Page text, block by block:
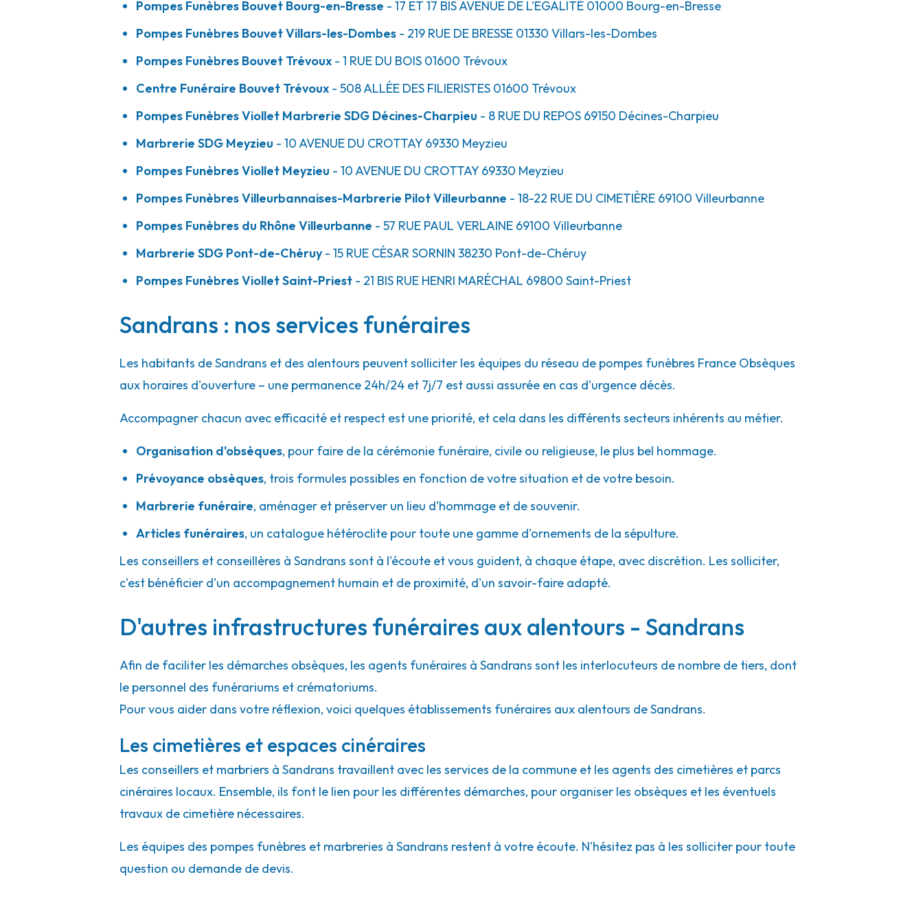
Pompes Funèbres Villeurbannaises et Marbrerie Pilot -
Villeurbanne - Cimetière
44.1km
18-22 Rue Du Cimetière-69100 Villeurbanne
Consulter l'agence 04 72 37 55 64
A votre écoute 24h/24 7j/7
Pompes Funèbres du Rhône - Villeurbanne - Verlaine
44.8km
57 Rue Paul Verlaine -69100 Villeurbanne
Consulter l'agence 06 85 38 62 09
Marbrerie SDG - Pont-de-Chéruy
A votre écoute 24h/24 7j/7
Pompes Funèbres Viollet - Saint-Priest
Consulter l'agence 04 37 25 02 08
Pompes Funèbres Bouvet Bourg-en-Bresse - 17 ET 17 BIS AVENUE DE L'EGALITÉ 01000 Bourg-en-Bresse
Pompes Funèbres Bouvet Villars-les-Dombes - 219 RUE DE BRESSE 01330 Villars-les-Dombes
Pompes Funèbres Bouvet Trévoux - 1 RUE DU BOIS 01600 Trévoux
Centre Funéraire Bouvet Trévoux - 508 ALLÉE DES FILIERISTES 01600 Trévoux
Pompes Funèbres Viollet Marbrerie SDG Décines-Charpieu - 8 RUE DU REPOS 69150 Décines-Charpieu
Marbrerie SDG Meyzieu - 10 AVENUE DU CROTTAY 69330 Meyzieu
Pompes Funèbres Viollet Meyzieu - 10 AVENUE DU CROTTAY 69330 Meyzieu
Pompes Funèbres Villeurbannaises-Marbrerie Pilot Villeurbanne - 18-22 RUE DU CIMETIÈRE 69100 Villeurbanne
Pompes Funèbres du Rhône Villeurbanne - 57 RUE PAUL VERLAINE 69100 Villeurbanne
Marbrerie SDG Pont-de-Chéruy- 15 RUE CÉSAR SORNIN 38230 Pont-de-Chéruy
Pompes Funèbres Viollet Saint-Priest - 21 BIS RUE HENRI MARÉCHAL 69800 Saint-Priest
Sandrans : nos services funéraires
Les habitants de Sandrans et des alentours peuvent solliciter les équipes du réseau de pompes funèbres France Obsèques
aux horaires d'ouverture – une permanence 24h/24 et 7j/7 est aussi assurée en cas d'urgence décès.
Accompagner chacun avec efficacité et respect est une priorité, et cela dans les différents secteurs inhérents au métier.
Organisation d'obsèques, pour faire de la cérémonie funéraire, civile ou religieuse, le plus bel hommage.
Prévoyance obsèques, trois formules possibles en fonction de votre situation et de votre besoin.
Marbrerie funéraire, aménager et préserver un lieu d'hommage et de souvenir.
Articles funéraires, un catalogue hétéroclite pour toute une gamme d'ornements de la sépulture.
Les conseillers et conseillères à Sandrans sont à l'écoute et vous guident, à chaque étape, avec discrétion. Les solliciter,
c'est bénéficier d'un accompagnement humain et de proximité, d'un savoir-faire adapté.
D'autres infrastructures funéraires aux alentours - Sandrans
Afin de faciliter les démarches obsèques, les agents funéraires à Sandrans sont les interlocuteurs de nombre de tiers, dont
le personnel des funérariums et crématoriums.
Pour vous aider dans votre réflexion, voici quelques établissements funéraires aux alentours de Sandrans.
Les cimetières et espaces cinéraires
Les conseillers et marbriers à Sandrans travaillent avec les services de la commune et les agents des cimetières et parcs
cinéraires locaux. Ensemble, ils font le lien pour les différentes démarches, pour organiser les obsèques et les éventuels
travaux de cimetière nécessaires.
Les équipes des pompes funèbres et marbreries à Sandrans restent à votre écoute. N'hésitez pas à les solliciter pour toute
question ou demande de devis.